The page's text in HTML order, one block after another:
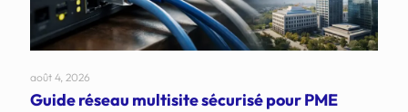
août 4, 2026
Guide réseau multisite sécurisé pour PME